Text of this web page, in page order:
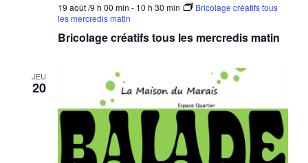
Bricolage créatifs tous les mercredis matin
19 août /9 h 00 min - 10 h 30 min
Bricolage créatifs tous
les mercredis matin
JEU
20